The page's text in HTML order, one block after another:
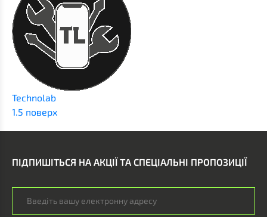
Technolab
1.5 поверх
ПІДПИШІТЬСЯ НА АКЦІЇ ТА СПЕЦІАЛЬНІ ПРОПОЗИЦІЇ